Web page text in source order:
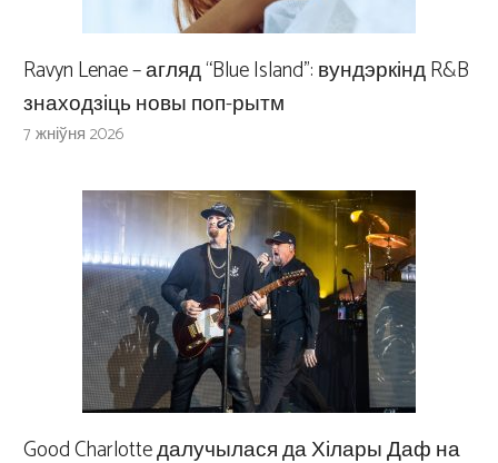
Ravyn Lenae – агляд “Blue Island”: вундэркінд R&B
знаходзіць новы поп-рытм
7 жніўня 2026
Good Charlotte далучылася да Хілары Даф на